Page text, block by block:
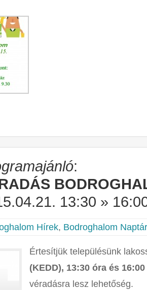
:
13:30 »
Hírek, Bodroghalom Naptár
Értesítjük településünk
(KEDD), 13:30 óra és
véradásra lesz lehetőség.